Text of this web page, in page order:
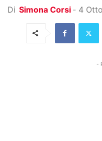
Di Simona Corsi - 4
-